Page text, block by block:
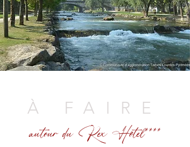
autour du Rex Hôtel****
À FAIRE